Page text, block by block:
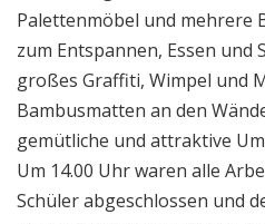
Palettenmöbel und mehrere
zum Entspannen, Essen und
großes Graffiti, Wimpel und
Bambusmatten an den
gemütliche und attraktive
Um 14.00 Uhr waren alle
Schüler abgeschlossen und